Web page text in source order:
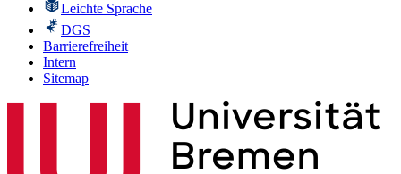
Leichte Sprache
DGS
Barrierefreiheit
Intern
Sitemap